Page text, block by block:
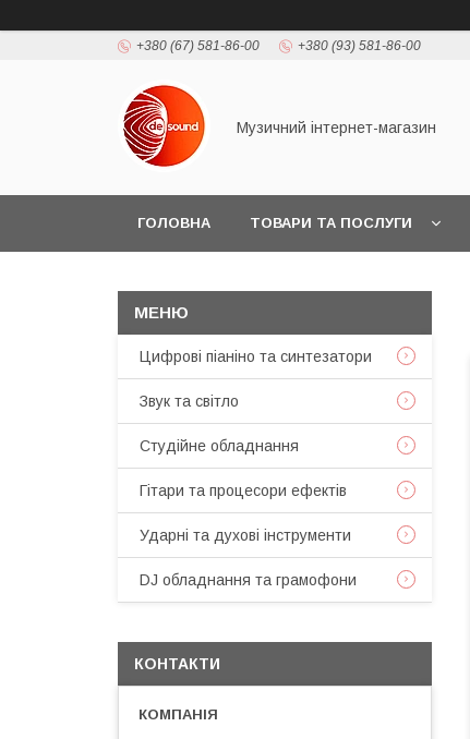
+380 (67) 581-86-00 +380 (93) 581-86-00
Музичний інтернет-магазин
ГОЛОВНА ТОВАРИ ТА ПОСЛУГИ
Цифрові піаніно та синтезатори
Звук та світло
Студійне обладнання
Гітари та процесори ефектів
Ударні та духові інструменти
DJ обладнання та грамофони
КОНТАКТИ